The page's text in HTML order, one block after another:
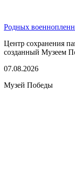
Родных
Центр сохранения
созданный Музеем
07.08.2026
Музей Победы